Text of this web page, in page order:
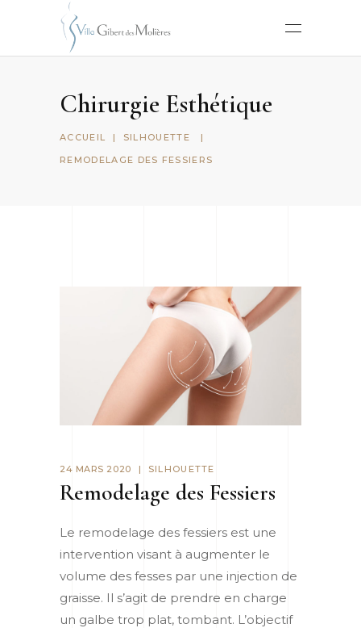
Chirurgie Esthétique
ACCUEIL | SILHOUETTE |
REMODELAGE DES FESSIERS
24 MARS 2020 SILHOUETTE
Remodelage des Fessiers
Le remodelage des fessiers est une
intervention visant à augmenter le
volume des fesses par une injection de
graisse. Il s’agit de prendre en charge
un galbe trop plat, tombant. L’objectif